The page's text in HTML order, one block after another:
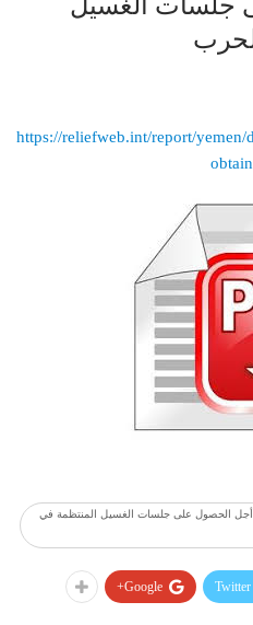
https://reliefweb.int/report/
الحصول على جلسات الغسيل المنتظمة في
Twitter
Google+